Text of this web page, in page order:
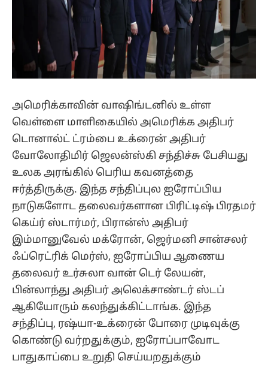
அமெரிக்காவின் வாஷிங்டனில் உள்ள
வெள்ளை மாளிகையில் அமெரிக்க அதிபர்
டொனால்ட் ட்ரம்பை உக்ரைன் அதிபர்
வோலோதிமிர் ஜெலன்ஸ்கி சந்திச்சு பேசியது
உலக அரங்கில் பெரிய கவனத்தை
ஈர்த்திருக்கு. இந்த சந்திப்புல ஐரோப்பிய
நாடுகளோட தலைவர்களான பிரிட்டிஷ் பிரதமர்
கெய்ர் ஸ்டார்மர், பிரான்ஸ் அதிபர்
இம்மானுவேல் மக்ரோன், ஜெர்மனி சான்சலர்
ஃப்ரெட்ரிக் மெர்ஸ், ஐரோப்பிய ஆணைய
தலைவர் உர்சுலா வான் டெர் லேயன்,
பின்லாந்து அதிபர் அலெக்சாண்டர் ஸ்டப்
ஆகியோரும் கலந்துக்கிட்டாங்க. இந்த
சந்திப்பு, ரஷ்யா-உக்ரைன் போரை முடிவுக்கு
கொண்டு வர்றதுக்கும், ஐரோப்பாவோட
பாதுகாப்பை உறுதி செய்யறதுக்கும்